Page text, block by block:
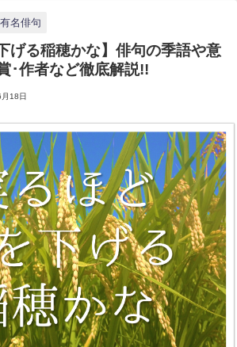
名俳句
げる稲穂かな】俳句の季語や意
･作者など徹底解説!!
18日